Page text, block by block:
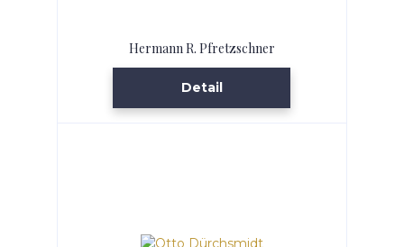
Hermann R. Pfretzschner
Detail